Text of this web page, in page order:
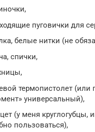
пуговички для
белые нитки (не
спички,
термопистолет (или
универсальный),
(у меня круглогубцы,
пользоваться),